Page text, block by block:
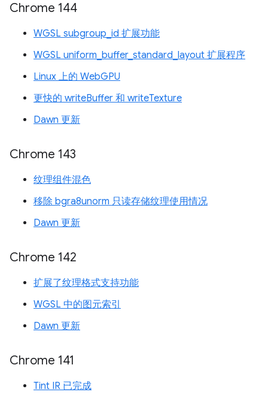
Chrome 144
WGSL subgroup_id 扩展功能
WGSL uniform_buffer_standard_layout 扩展程序
Linux 上的 WebGPU
更快的 writeBuffer 和 writeTexture
Dawn 更新
Chrome 143
纹理组件混色
移除 bgra8unorm 只读存储纹理使用情况
Dawn 更新
Chrome 142
扩展了纹理格式支持功能
WGSL 中的图元索引
Dawn 更新
Chrome 141
Tint IR 已完成